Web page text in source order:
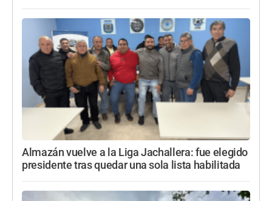
Almazán vuelve a la Liga Jachallera: fue elegido
presidente tras quedar una sola lista habilitada